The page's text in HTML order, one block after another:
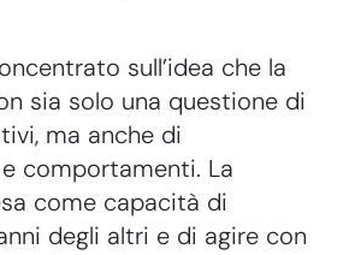
sull’idea che la
sia solo una questione di
ma anche di
comportamenti. La
come capacità di
degli altri e di agire con